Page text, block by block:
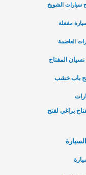
سيارات الشويخ
مقفلة
العاصمة
نسيان المفتاح
باب خشب
براغي لفتح